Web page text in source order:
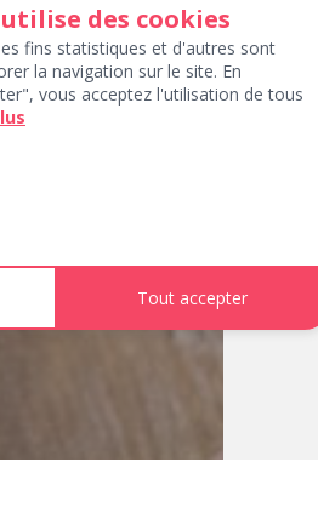
des cookies
fins statistiques et d'autres sont
la navigation sur le site. En
vous acceptez l'utilisation de tous
Tout accepter